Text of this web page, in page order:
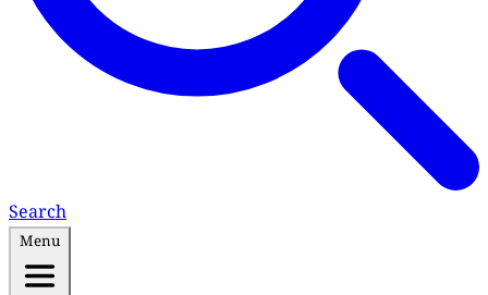
Search
Menu